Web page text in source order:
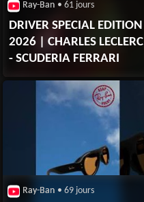
Ray-Ban • 61 jours
DRIVER SPECIAL EDITION
2026 | CHARLES LECLERC
- SCUDERIA FERRARI
Ray-Ban • 69 jours